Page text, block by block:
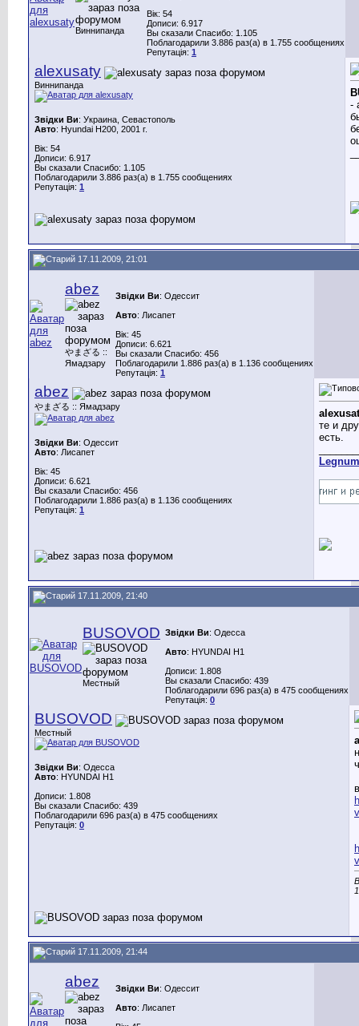
Виннипанда
Вік: 54
Дописи: 6.917
Вы сказали Спасибо: 1.105
Поблагодарили 3.886 раз(а) в 1.755 сообщениях
Репутація: 1
alexusaty
Виннипанда
Звідки Ви: Украина, Севастополь
Авто: Hyundai H200, 2001 г.
Вік: 54
Дописи: 6.917
Вы сказали Спасибо: 1.105
Поблагодарили 3.886 раз(а) в 1.755 сообщениях
Репутація: 1
-
17.11.2009, 21:01
abez
やまざる ::
Ямадзару
Звідки Ви: Одессит
Авто: Лисапет
Вік: 45
Дописи: 6.621
Вы сказали Спасибо: 456
Поблагодарили 1.886 раз(а) в 1.136 сообщениях
Репутація: 1
abez
やまざる :: Ямадзару
Звідки Ви: Одессит
Авто: Лисапет
Вік: 45
Дописи: 6.621
Вы сказали Спасибо: 456
Поблагодарили 1.886 раз(а) в 1.136 сообщениях
Репутація: 1
те и
есть.
Legnum
17.11.2009, 21:40
BUSOVOD
Местный
Звідки Ви: Одесса
Авто: HYUNDAI H1
Дописи: 1.808
Вы сказали Спасибо: 439
Поблагодарили 696 раз(а) в 475 сообщениях
Репутація: 0
BUSOVOD
Местный
Звідки Ви: Одесса
Авто: HYUNDAI H1
Дописи: 1.808
Вы сказали Спасибо: 439
Поблагодарили 696 раз(а) в 475 сообщениях
Репутація: 0
17.11.2009, 21:44
abez Звідки Ви: Одессит
Авто: Лисапет